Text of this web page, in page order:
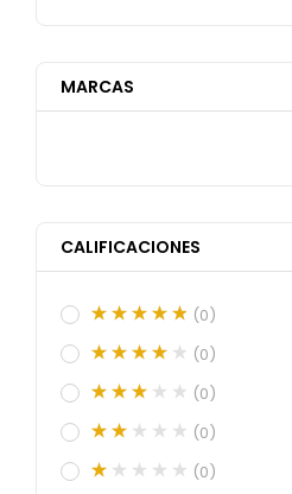
MARCAS
CALIFICACIONES
(0)
(0)
(0)
(0)
(0)